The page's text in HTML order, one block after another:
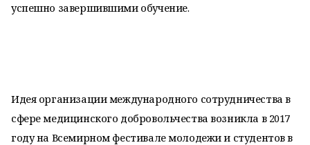
успешно завершившими обучение.
Идея организации международного сотрудничества в
сфере медицинского добровольчества возникла в 2017
году на Всемирном фестивале молодежи и студентов в